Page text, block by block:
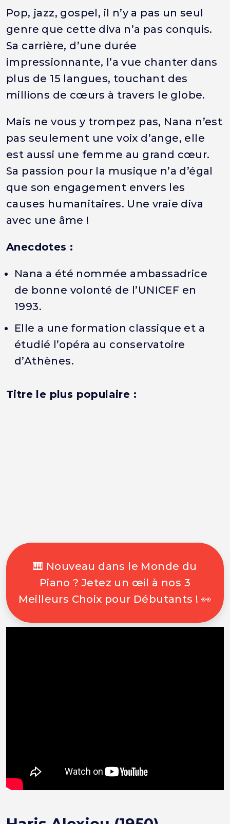
Pop, jazz, gospel, il n’y a pas un seul
genre que cette diva n’a pas conquis.
Sa carrière, d’une durée
impressionnante, l’a vue chanter dans
plus de 15 langues, touchant des
millions de cœurs à travers le globe.
Mais ne vous y trompez pas, Nana n’est
pas seulement une voix d’ange, elle
est aussi une femme au grand cœur.
Sa passion pour la musique n’a d’égal
que son engagement envers les
causes humanitaires. Une vraie diva
avec une âme !
Anecdotes :
Nana a été nommée ambassadrice
de bonne volonté de l’UNICEF en
1993.
Elle a une formation classique et a
étudié l’opéra au conservatoire
d’Athènes.
Titre le plus populaire :
🎹 Nouveau dans le Monde du
Piano ? Jetez un œil à nos 3
Meilleurs Choix pour Débutants ! 👀